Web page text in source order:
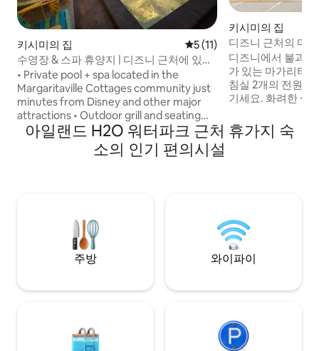
키시미의 집 평점 5점(5점 만점), 후기 11
5 (11)
수영장 & 스파 휴양지 | 디즈니 근처에 있는
킹사이즈 침대 2개가 있는 스위트
• Private pool + spa located in the
Margaritaville Cottages community just
minutes from Disney and other major
attractions • Outdoor grill and seating
area for cooking & relaxing • 5 minutes
to Sunset Walk dining, shopping &
entertainment + Island H2O • Two king
snacks • No resort fees + free on-site
키시미의 집
디즈니 근처의 마
조, 아케이드
디즈니에서 불과 4
가 있는 마가리타
침실 2개의 전원주
기세요. 화려한 색
유로운 키웨스트
붐비는 리조트 수
요. 반려동물 동반
아일랜드 H2O 워터파크 근처 휴가지 숙
소의 인기 편의시설
주방 와이파이